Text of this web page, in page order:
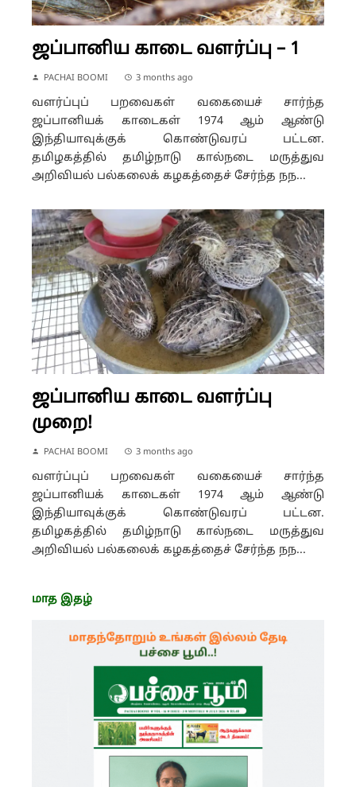
ஜப்பானிய காடை வளர்ப்பு – 1
PACHAI BOOMI 3 months ago
வளர்ப்புப் பறவைகள் வகையைச் சார்ந்த
ஜப்பானியக் காடைகள் 1974 ஆம் ஆண்டு
இந்தியாவுக்குக் கொண்டுவரப் பட்டன.
தமிழகத்தில் தமிழ்நாடு கால்நடை மருத்துவ
அறிவியல் பல்கலைக் கழகத்தைச் சேர்ந்த நந...
ஜப்பானிய காடை வளர்ப்பு
முறை!
PACHAI BOOMI 3 months ago
வளர்ப்புப் பறவைகள் வகையைச் சார்ந்த
ஜப்பானியக் காடைகள் 1974 ஆம் ஆண்டு
இந்தியாவுக்குக் கொண்டுவரப் பட்டன.
தமிழகத்தில் தமிழ்நாடு கால்நடை மருத்துவ
அறிவியல் பல்கலைக் கழகத்தைச் சேர்ந்த நந...
மாத இதழ்